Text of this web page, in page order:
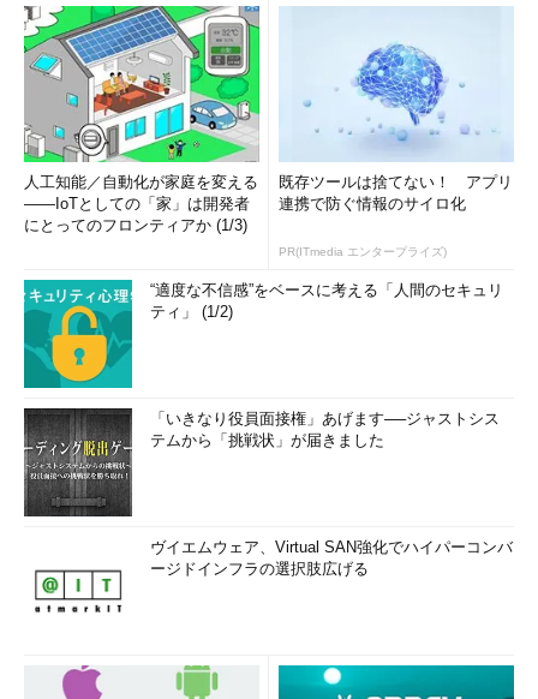
人工知能／自動化が家庭を変える
――IoTとしての「家」は開発者
にとってのフロンティアか (1/3)
既存ツールは捨てない！ アプリ
連携で防ぐ情報のサイロ化
PR(ITmedia エンタープライズ)
“適度な不信感”をベースに考える「人間のセキュリ
ティ」 (1/2)
「いきなり役員面接権」あげます──ジャストシス
テムから「挑戦状」が届きました
ヴイエムウェア、Virtual SAN強化でハイパーコンバ
ージドインフラの選択肢広げる